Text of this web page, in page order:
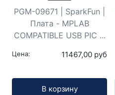
PGM-09671 | SparkFun |
Плата - MPLAB
COMPATIBLE USB PIC ...
Цена: 11467,00 руб
В корзину